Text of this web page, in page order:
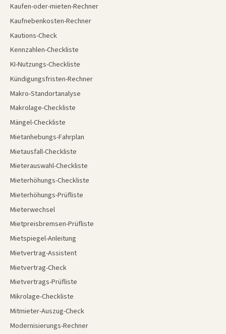
Kaufen-oder-mieten-Rechner
Kaufnebenkosten-Rechner
Kautions-Check
Kennzahlen-Checkliste
KI-Nutzungs-Checkliste
Kündigungsfristen-Rechner
Makro-Standortanalyse
Makrolage-Checkliste
Mängel-Checkliste
Mietanhebungs-Fahrplan
Mietausfall-Checkliste
Mieterauswahl-Checkliste
Mieterhöhungs-Checkliste
Mieterhöhungs-Prüfliste
Mieterwechsel
Mietpreisbremsen-Prüfliste
Mietspiegel-Anleitung
Mietvertrag-Assistent
Mietvertrag-Check
Mietvertrags-Prüfliste
Mikrolage-Checkliste
Mitmieter-Auszug-Check
Modernisierungs-Rechner